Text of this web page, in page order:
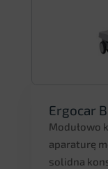
Ergocar
Modułowo
aparaturę
solidna